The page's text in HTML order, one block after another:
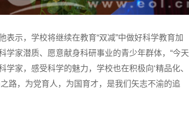
示，学校将继续在教育“双减”中做好科学教育加
家潜质、愿意献身科研事业的青少年群体，“今天
家，感受科学的魅力，学校也在积极向‘精品化、
路，为党育人，为国育才，是我们矢志不渝的追